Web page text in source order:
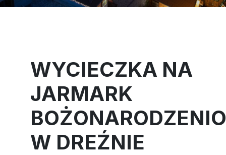
WYCIECZKA NA
JARMARK
W DREŹNIE